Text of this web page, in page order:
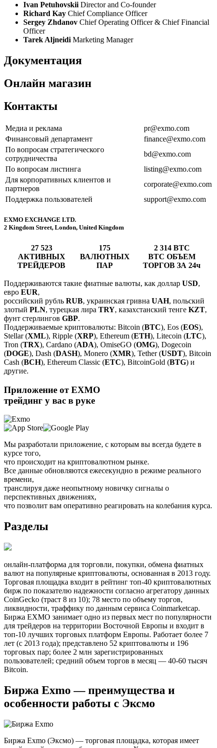
Ivan Petuhovskii Director and Co-founder
Richard Kay Chief Compliance Officer
Sergey Zhdanov Chief Operating Officer & Chief Financial
Officer
Tarek Aljneidi Marketing Manager
Документация
Онлайн магазин
Контакты
Медиа и реклама
pr@exmo.com
Финансовый департамент
finance@exmo.com
По вопросам стратегического
сотрудничества
bd@exmo.com
По вопросам листинга
listing@exmo.com
Для корпоративных клиентов и
партнеров
corporate@exmo.com
Поддержка пользователей
support@exmo.com
EXMO EXCHANGE LTD.
2 Kingdom Street, London, United Kingdom
27 523
АКТИВНЫХ
ТРЕЙДЕРОВ
175
ВАЛЮТНЫХ
ПАР
2 314 BTC
BTC ОБЪЕМ
ТОРГОВ ЗА 24ч
Поддерживаются такие фиатные валюты, как доллар USD,
евро EUR,
российский рубль RUB, украинская гривна UAH, польский
злотый PLN, турецкая лира TRY, казахстанский тенге KZT,
фунт стерлингов GBP.
Поддерживаемые криптовалюты: Bitcoin (BTC), Eos (EOS),
Stellar (XML), Ripple (XRP), Ethereum (ETH), Litecoin (LTC),
Tron (TRX), Cardano (ADA), OmiseGO (OMG), Dogecoin
(DOGE), Dash (DASH), Monero (XMR), Tether (USDT), Bitcoin
Cash (BCH), Ethereum Classic (ETC), BitcoinGold (BTG) и
другие.
Приложение от EXMO
трейдинг у вас в руке
Мы разработали приложение, с которым вы всегда будете в
курсе того,
что происходит на криптовалютном рынке.
Все данные обновляются ежесекундно в режиме реального
времени,
транслируя даже неопытному новичку сигналы о
перспективных движениях,
что позволит вам оперативно реагировать на колебания курса.
Разделы
онлайн-платформа для торговли, покупки, обмена фиатных
валют на популярные криптовалюты, основанная в 2013 году.
Торговая площадка входит в рейтинг топ-40 криптовалютных
бирж по показателю надежности согласно агрегатору данных
CoinGecko (траст 8 из 10); 78 место по объему торгов,
ликвидности, траффику по данным сервиса Coinmarketcap.
Биржа EXMO занимает одно из первых мест по популярности
для трейдеров на территории Восточной Европы и входит в
топ-10 лучших торговых платформ Европы. Работает более 7
лет (c 2013 года); представлено 52 криптовалюты и 196
торговых пар; более 2 млн зарегистрированных
пользователей; средний объем торгов в месяц — 40-60 тысяч
Bitcoin.
Биржа Exmo — преимущества и
особенности работы с Эксмо
Биржа Exmo (Эксмо) — торговая площадка, которая имеет